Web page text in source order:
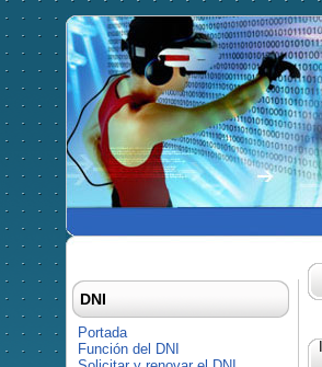
DNI
Portada
Función del DNI